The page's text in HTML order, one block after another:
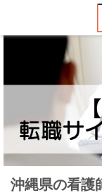
沖縄県の看護